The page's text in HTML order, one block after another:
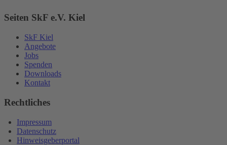
Seiten SkF e.V. Kiel
SkF Kiel
Angebote
Jobs
Spenden
Downloads
Kontakt
Rechtliches
Impressum
Datenschutz
Hinweisgeberportal